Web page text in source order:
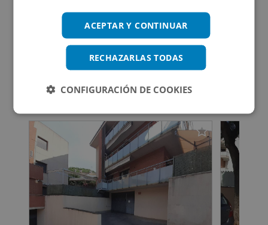
Aparca la busqueda
Ver más inmuebles
Inmuebles que te pueden interesar
ACEPTAR Y CONTINUAR
RECHAZARLAS TODAS
CONFIGURACIÓN DE COOKIES